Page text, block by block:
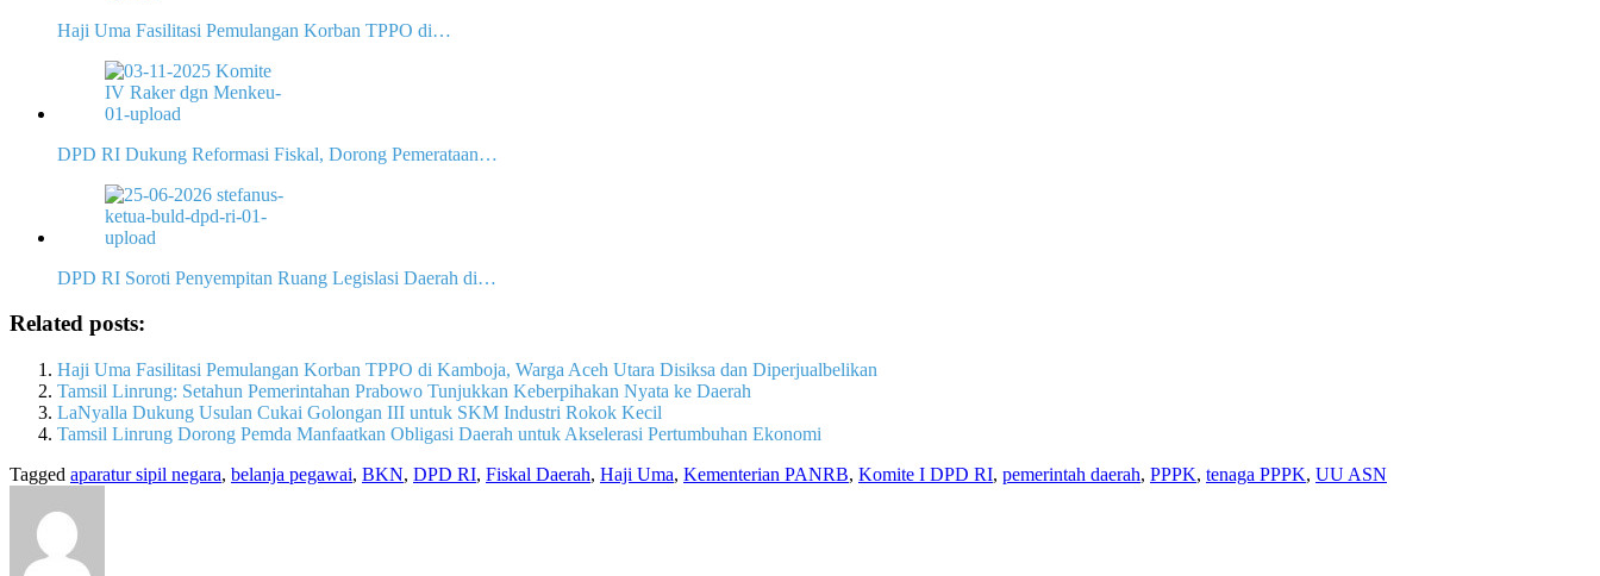
Haji Uma Fasilitasi Pemulangan Korban TPPO di…
DPD RI Dukung Reformasi Fiskal, Dorong Pemerataan…
DPD RI Soroti Penyempitan Ruang Legislasi Daerah di…
Related posts:
Haji Uma Fasilitasi Pemulangan Korban TPPO di Kamboja, Warga Aceh Utara Disiksa dan Diperjualbelikan
Tamsil Linrung: Setahun Pemerintahan Prabowo Tunjukkan Keberpihakan Nyata ke Daerah
LaNyalla Dukung Usulan Cukai Golongan III untuk SKM Industri Rokok Kecil
Tamsil Linrung Dorong Pemda Manfaatkan Obligasi Daerah untuk Akselerasi Pertumbuhan Ekonomi
Tagged aparatur sipil negara, belanja pegawai, BKN, DPD RI, Fiskal Daerah, Haji Uma, Kementerian PANRB, Komite I DPD RI, pemerintah daerah, PPPK, tenaga PPPK, UU ASN